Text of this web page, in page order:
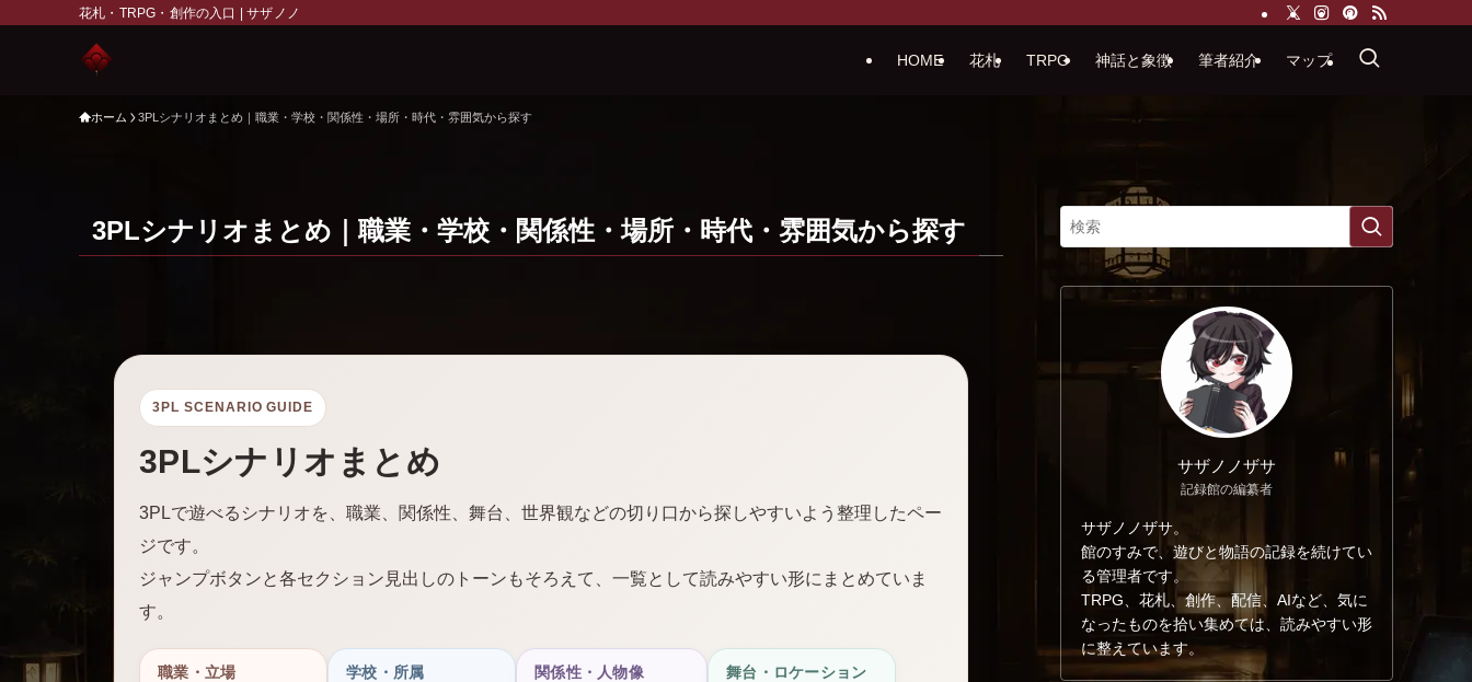
花札・TRPG・創作の入口 | サザノノ
HOME 花札 TRPG 神話と象徴 筆者紹介 マップ
ホーム 3PLシナリオまとめ｜職業・学校・関係性・場所・時代・雰囲気から探す
3PLシナリオまとめ｜職業・学校・関係性・場所・時代・雰囲気から探す
3PL SCENARIO GUIDE
3PLシナリオまとめ
3PLで遊べるシナリオを、職業、関係性、舞台、世界観などの切り口から探しやすいよう整理したペー
ジです。
ジャンプボタンと各セクション見出しのトーンもそろえて、一覧として読みやすい形にまとめていま
す。
職業・立場 学校・所属 関係性・人物像 舞台・ロケーション
サザノノザサ
記録館の編纂者
サザノノザサ。
館のすみで、遊びと物語の記録を続けてい
る管理者です。
TRPG、花札、創作、配信、AIなど、気に
なったものを拾い集めては、読みやすい形
に整えています。